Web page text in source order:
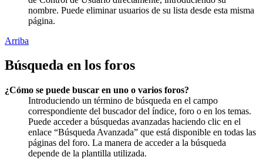
nombre. Puede eliminar usuarios de su lista desde esta misma
página.
Arriba
Búsqueda en los foros
¿Cómo se puede buscar en uno o varios foros?
Introduciendo un término de búsqueda en el campo
correspondiente del buscador del índice, foro o en los temas.
Puede acceder a búsquedas avanzadas haciendo clic en el
enlace “Búsqueda Avanzada” que está disponible en todas las
páginas del foro. La manera de acceder a la búsqueda
depende de la plantilla utilizada.